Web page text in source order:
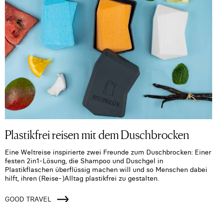
Plastikfrei reisen mit dem Duschbrocken
Eine Weltreise inspirierte zwei Freunde zum Duschbrocken: Einer
festen 2in1-Lösung, die Shampoo und Duschgel in
Plastikflaschen überflüssig machen will und so Menschen dabei
hilft, ihren (Reise-)Alltag plastikfrei zu gestalten.
GOOD TRAVEL